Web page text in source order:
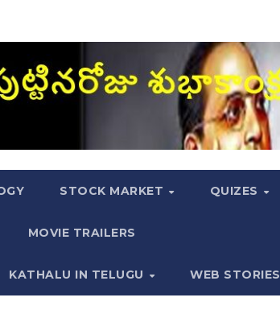
STOCK MARKET QUIZES
MOVIE TRAILERS
KATHALU IN TELUGU WEB STORIES